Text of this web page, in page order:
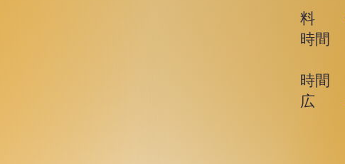
料
時間
3
時間
広